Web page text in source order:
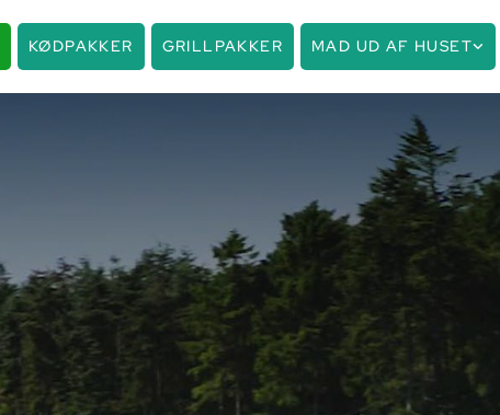
KØDPAKKER GRILLPAKKER MAD UD AF HUSET